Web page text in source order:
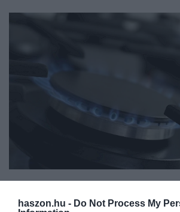
haszon.hu - Do Not Process My
A jó idő is besegített, zuhant